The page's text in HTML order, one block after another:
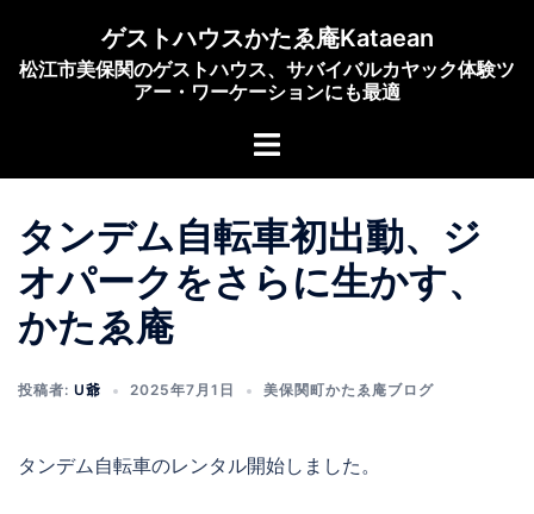
ゲストハウスかたゑ庵Kataean
松江市美保関のゲストハウス、サバイバルカヤック体験ツ
アー・ワーケーションにも最適
ト
メ
ニ
ュ
タンデム自転車初出動、ジ
オパークをさらに生かす、
かたゑ庵
投稿者: U爺 2025年7月1日 美保関町かたゑ庵ブログ
タンデム自転車のレンタル開始しました。